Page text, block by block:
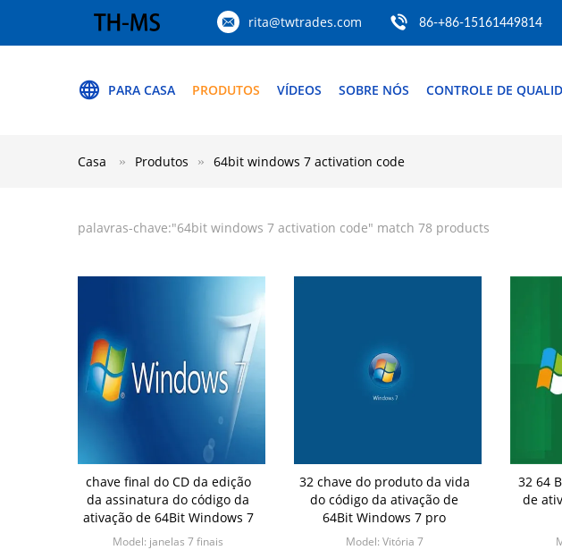
rita@twtrades.com 86-+86-15161449814
PARA CASA PRODUTOS VÍDEOS SOBRE NÓS CONTROLE DE
Casa Produtos 64bit windows 7 activation code
palavras-chave:"64bit windows 7 activation code" match 78 products
chave final do CD da edição
da assinatura do código da
ativação de 64Bit Windows 7
Model: janelas 7 finais
32 chave do produto da vida
do código da ativação de
64Bit Windows 7 pro
Model: Vitória 7
32 64
de